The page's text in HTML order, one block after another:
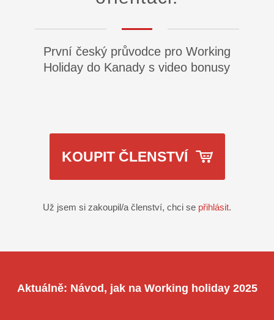
První český průvodce pro Working
Holiday do Kanady s video bonusy
KOUPIT ČLENSTVÍ
Už jsem si zakoupil/a členství, chci se přihlásit.
Aktuálně: Návod, jak na Working holiday 2025